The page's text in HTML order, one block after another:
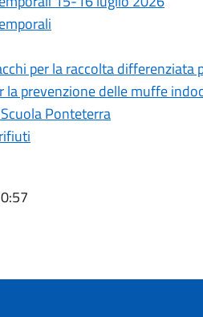
per la raccolta differenziata
la prevenzione delle muffe
Ponteterra